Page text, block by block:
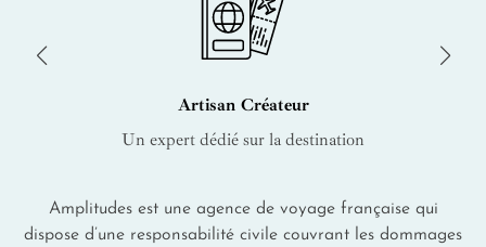
Artisan Créateur
Un expert dédié sur la destination
Amplitudes est une agence de voyage française qui
dispose d’une responsabilité civile couvrant les dommages